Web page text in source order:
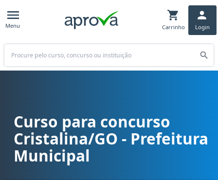
Menu Carrinho Login
Buscar
Curso para concurso Cristalina/GO - Prefeitura Municipal cargo
Curso para concurso
Cristalina/GO - Prefeitura
Municipal